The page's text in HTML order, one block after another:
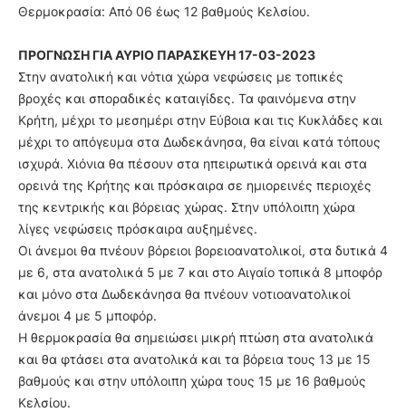
Θερμοκρασία: Από 06 έως 12 βαθμούς Κελσίου.
ΠΡΟΓΝΩΣΗ ΓΙΑ ΑΥΡΙΟ ΠΑΡΑΣΚΕΥΗ 17-03-2023
Στην ανατολική και νότια χώρα νεφώσεις με τοπικές
βροχές και σποραδικές καταιγίδες. Τα φαινόμενα στην
Κρήτη, μέχρι το μεσημέρι στην Εύβοια και τις Κυκλάδες και
μέχρι το απόγευμα στα Δωδεκάνησα, θα είναι κατά τόπους
ισχυρά. Χιόνια θα πέσουν στα ηπειρωτικά ορεινά και στα
ορεινά της Κρήτης και πρόσκαιρα σε ημιορεινές περιοχές
της κεντρικής και βόρειας χώρας. Στην υπόλοιπη χώρα
λίγες νεφώσεις πρόσκαιρα αυξημένες.
Οι άνεμοι θα πνέουν βόρειοι βορειοανατολικοί, στα δυτικά 4
με 6, στα ανατολικά 5 με 7 και στο Αιγαίο τοπικά 8 μποφόρ
και μόνο στα Δωδεκάνησα θα πνέουν νοτιοανατολικοί
άνεμοι 4 με 5 μποφόρ.
Η θερμοκρασία θα σημειώσει μικρή πτώση στα ανατολικά
και θα φτάσει στα ανατολικά και τα βόρεια τους 13 με 15
βαθμούς και στην υπόλοιπη χώρα τους 15 με 16 βαθμούς
Κελσίου.